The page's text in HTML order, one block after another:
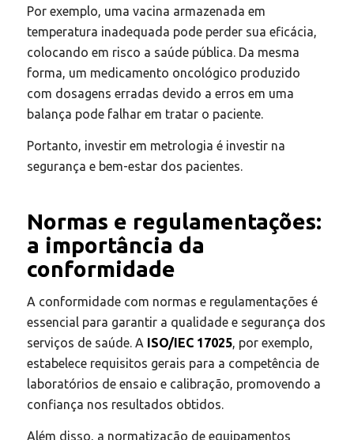
Por exemplo, uma vacina armazenada em
temperatura inadequada pode perder sua eficácia,
colocando em risco a saúde pública. Da mesma
forma, um medicamento oncológico produzido
com dosagens erradas devido a erros em uma
balança pode falhar em tratar o paciente. ​
Portanto, investir em metrologia é investir na
segurança e bem-estar dos pacientes.​
Normas e regulamentações:
a importância da
conformidade
A conformidade com normas e regulamentações é
essencial para garantir a qualidade e segurança dos
serviços de saúde. A ISO/IEC 17025, por exemplo,
estabelece requisitos gerais para a competência de
laboratórios de ensaio e calibração, promovendo a
confiança nos resultados obtidos.
Além disso, a normatização de equipamentos